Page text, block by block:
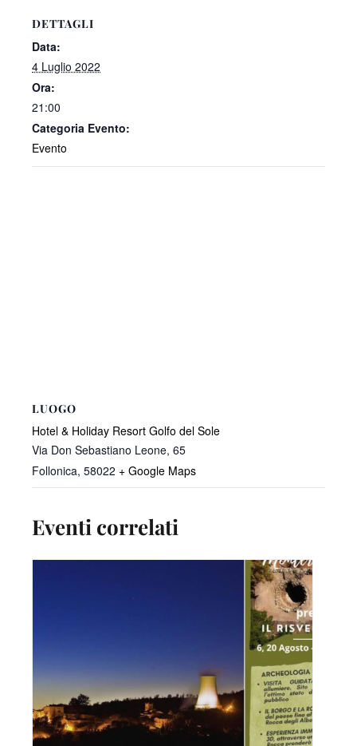
DETTAGLI
Data:
4 Luglio 2022
Ora:
21:00
Categoria Evento:
Evento
LUOGO
Hotel & Holiday Resort Golfo del Sole
Via Don Sebastiano Leone, 65
Follonica, 58022 + Google Maps
Eventi correlati